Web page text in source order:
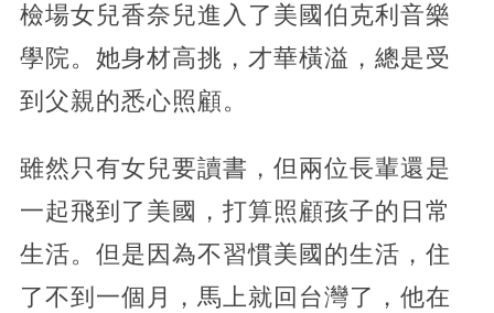
檢場女兒香奈兒進入了美國伯克利音樂
學院。她身材高挑，才華橫溢，總是受
到父親的悉心照顧。
雖然只有女兒要讀書，但兩位長輩還是
一起飛到了美國，打算照顧孩子的日常
生活。但是因為不習慣美國的生活，住
了不到一個月，馬上就回台灣了，他在